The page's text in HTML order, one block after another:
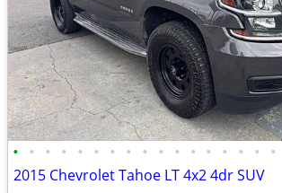
• • • • • • • • • • • • • • • • •
2015 Chevrolet Tahoe LT 4x2 4dr SUV